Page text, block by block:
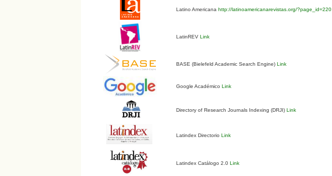
Latino Americana http://latinoamericanarevistas.org/?page_id=220
LatinREVLink
BASE (Bielefeld Academic Search Engine)Link
Google Académico Link
Directory of Research Journals Indexing (DRJI) Link
Latindex Directorio Link
Latindex Catálogo 2.0 Link